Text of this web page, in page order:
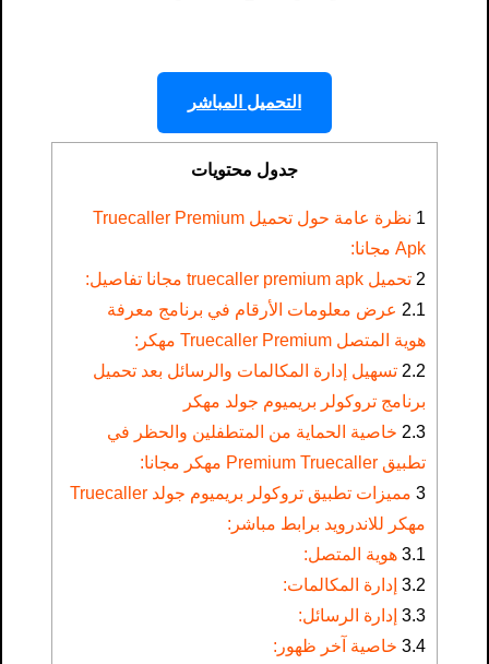
التحميل المباشر
جدول محتويات
1
نظرة عامة حول تحميل Truecaller Premium
Apk مجانا:
2 تحميل truecaller premium apk مجانا تفاصيل:
2.1 عرض معلومات الأرقام في برنامج معرفة
هوية المتصل Truecaller Premium مهكر:
2.2 تسهيل إدارة المكالمات والرسائل بعد تحميل
برنامج تروكولر بريميوم جولد مهكر
2.3 خاصية الحماية من المتطفلين والحظر في
تطبيق Premium Truecaller مهكر مجانا:
3
مميزات تطبيق تروكولر بريميوم جولد Truecaller
مهكر للاندرويد برابط مباشر:
3.1 هوية المتصل:
3.2 إدارة المكالمات:
3.3 إدارة الرسائل:
3.4 خاصية آخر ظهور: